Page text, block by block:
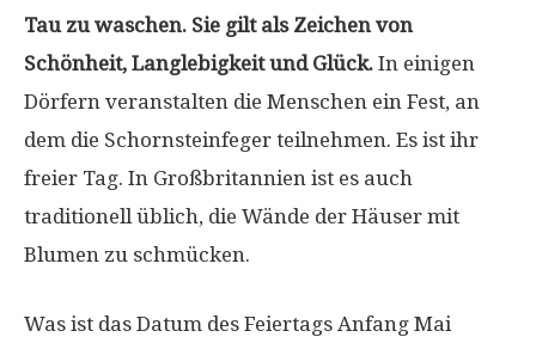
Tau zu waschen. Sie gilt als Zeichen von
Schönheit, Langlebigkeit und Glück. In einigen
Dörfern veranstalten die Menschen ein Fest, an
dem die Schornsteinfeger teilnehmen. Es ist ihr
freier Tag. In Großbritannien ist es auch
traditionell üblich, die Wände der Häuser mit
Blumen zu schmücken.
Was ist das Datum des Feiertags Anfang Mai